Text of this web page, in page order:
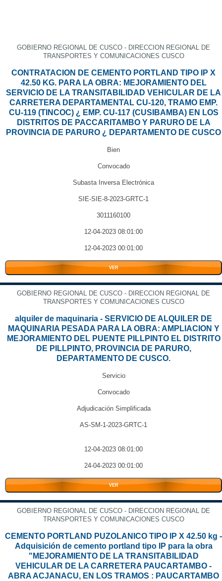
GOBIERNO REGIONAL DE CUSCO - DIRECCION REGIONAL DE
TRANSPORTES Y COMUNICACIONES CUSCO
CONTRATACION DE CEMENTO PORTLAND TIPO IP X
42.50 KG. PARA LA OBRA: MEJORAMIENTO DEL
SERVICIO DE LA TRANSITABILIDAD VEHICULAR DE LA
CARRETERA DEPARTAMENTAL CU-120, TRAMO EMP.
CU-119 (TINCOC) ¿ EMP. CU-117 (CUSIBAMBA) EN LOS
DISTRITOS DE PACCARITAMBO Y PARURO DE LA
PROVINCIA DE PARURO ¿ DEPARTAMENTO DE CUSCO
Bien
Convocado
Subasta Inversa Electrónica
SIE-SIE-8-2023-GRTC-1
3011160100
12-04-2023 08:01:00
12-04-2023 00:01:00
VER
GOBIERNO REGIONAL DE CUSCO - DIRECCION REGIONAL DE
TRANSPORTES Y COMUNICACIONES CUSCO
alquiler de maquinaria - SERVICIO DE ALQUILER DE
MAQUINARIA PESADA PARA LA OBRA: AMPLIACION Y
MEJORAMIENTO DEL PUENTE PILLPINTO EL DISTRITO
DE PILLPINTO, PROVINCIA DE PARURO,
DEPARTAMENTO DE CUSCO.
Servicio
Convocado
Adjudicación Simplificada
AS-SM-1-2023-GRTC-1
12-04-2023 08:01:00
24-04-2023 00:01:00
VER
GOBIERNO REGIONAL DE CUSCO - DIRECCION REGIONAL DE
TRANSPORTES Y COMUNICACIONES CUSCO
CEMENTO PORTLAND PUZOLANICO TIPO IP X 42.50 kg -
Adquisición de cemento portland tipo IP para la obra
"MEJORAMIENTO DE LA TRANSITABILIDAD
VEHICULAR DE LA CARRETERA PAUCARTAMBO -
ABRA ACJANACU, EN LOS TRAMOS : PAUCARTAMBO